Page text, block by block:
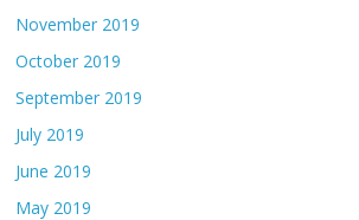
November 2019
October 2019
September 2019
July 2019
June 2019
May 2019